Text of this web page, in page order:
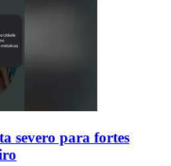
severo para fortes